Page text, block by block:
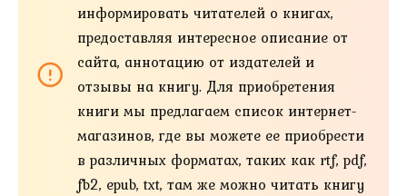
информировать читателей о книгах,
предоставляя интересное описание от
сайта, аннотацию от издателей и
отзывы на книгу. Для приобретения
книги мы предлагаем список интернет-
магазинов, где вы можете ее приобрести
в различных форматах, таких как rtf, pdf,
fb2, epub, txt, там же можно читать книгу